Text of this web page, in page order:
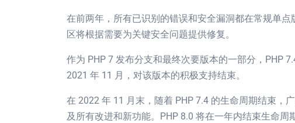
在前两年，所有已识别的错误和安全漏洞都在常规单
区将根据需要为关键安全问题提供修复。
作为 PHP 7 发布分支和最终次要版本的一部分，PHP
2021 年 11 月，对该版本的积极支持结束。
在 2022 年 11 月末，随着 PHP 7.4 的生命周期结束，
及所有改进和新功能。PHP 8.0 将在一年内结束生命